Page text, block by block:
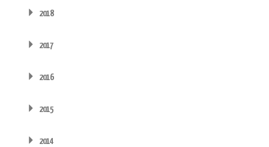
2018
2017
2016
2015
2014